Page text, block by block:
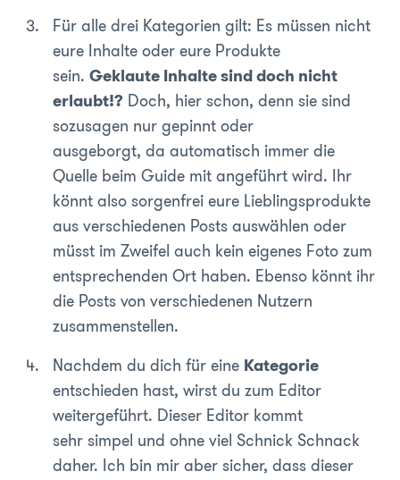
Für alle drei Kategorien gilt: Es müssen nicht
eure Inhalte oder eure Produkte
sein. Geklaute Inhalte sind doch nicht
erlaubt!? Doch, hier schon, denn sie sind
sozusagen nur gepinnt oder
ausgeborgt, da automatisch immer die
Quelle beim Guide mit angeführt wird. Ihr
könnt also sorgenfrei eure Lieblingsprodukte
aus verschiedenen Posts auswählen oder
müsst im Zweifel auch kein eigenes Foto zum
entsprechenden Ort haben. Ebenso könnt ihr
die Posts von verschiedenen Nutzern
zusammenstellen.
Nachdem du dich für eine Kategorie
entschieden hast, wirst du zum Editor
weitergeführt. Dieser Editor kommt
sehr simpel und ohne viel Schnick Schnack
daher. Ich bin mir aber sicher, dass dieser